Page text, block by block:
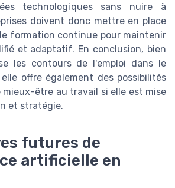
technologiques sans nuire à
doivent donc mettre en place
formation continue pour maintenir
et adaptatif. En conclusion, bien
les contours de l'emploi dans le
offre également des possibilités
être au travail si elle est mise
et stratégie.
futures de
artificielle en